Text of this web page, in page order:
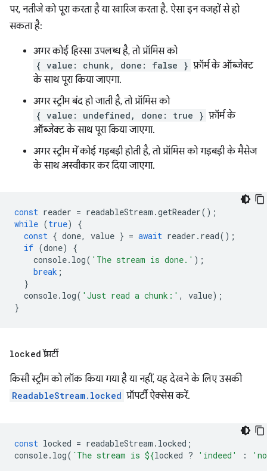
पर, नतीजे को पूरा करता है या खारिज करता है. ऐसा इन वजहों से हो
सकता है:
अगर कोई हिस्सा उपलब्ध है, तो प्रॉमिस को
{ value: chunk, done: false } फ़ॉर्म के ऑब्जेक्ट
के साथ पूरा किया जाएगा.
अगर स्ट्रीम बंद हो जाती है, तो प्रॉमिस को
{ value: undefined, done: true } फ़ॉर्म के
ऑब्जेक्ट के साथ पूरा किया जाएगा.
अगर स्ट्रीम में कोई गड़बड़ी होती है, तो प्रॉमिस को गड़बड़ी के मैसेज
के साथ अस्वीकार कर दिया जाएगा.
const reader = readableStream .getReader();
while (true)
{
const { done, value } = await reader . read();
if (done)
{
console. log( 'The stream is done.' );
break ;
}
console. log( 'Just read a chunk:' , value);
}
locked प्रॉपर्टी
किसी स्ट्रीम को लॉक किया गया है या नहीं, यह देखने के लिए उसकी
ReadableStream.locked प्रॉपर्टी ऐक्सेस करें.
const locked = readableStream . locked ;
console. log( `The stream is ${locked ? 'indeed' :